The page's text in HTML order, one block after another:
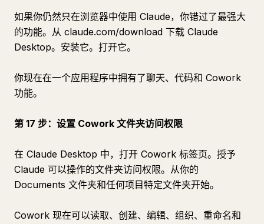
如果你仍然只在浏览器中使用 Claude，你错过了最强大
的功能。从 claude.com/download 下载 Claude
Desktop。安装它。打开它。
你现在在一个应用程序中拥有了聊天、代码和 Cowork
功能。
第 17 步：设置 Cowork 文件夹访问权限
在 Claude Desktop 中，打开 Cowork 标签页。授予
Claude 可以操作的文件夹访问权限。从你的
Documents 文件夹和任何项目特定文件夹开始。
Cowork 现在可以读取、创建、编辑、组织、重命名和